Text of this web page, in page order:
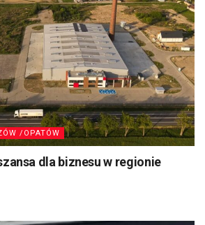
/OPATÓW
dla biznesu w regionie